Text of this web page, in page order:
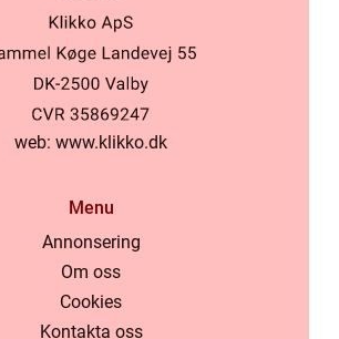
web: www.klikko.dk
Menu
Annonsering
Om oss
Cookies
Kontakta oss